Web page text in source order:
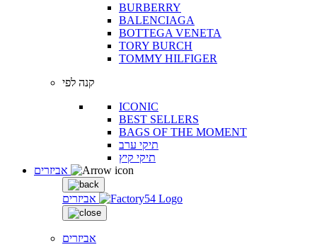
BURBERRY
BALENCIAGA
BOTTEGA VENETA
TORY BURCH
TOMMY HILFIGER
קנה לפי
ICONIC
BEST SELLERS
BAGS OF THE MOMENT
תיקי ערב
תיקי קיץ
אביזרים
אביזרים